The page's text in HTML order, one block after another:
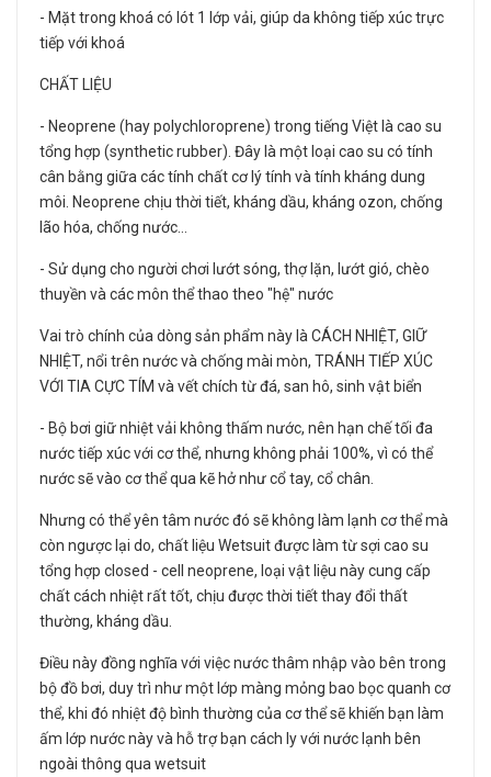
- Mặt trong khoá có lót 1 lớp vải, giúp da không tiếp xúc trực
tiếp với khoá
CHẤT LIỆU
- Neoprene (hay polychloroprene) trong tiếng Việt là cao su
tổng hợp (synthetic rubber). Đây là một loại cao su có tính
cân bằng giữa các tính chất cơ lý tính và tính kháng dung
môi. Neoprene chịu thời tiết, kháng dầu, kháng ozon, chống
lão hóa, chống nước…
- Sử dụng cho người chơi lướt sóng, thợ lặn, lướt gió, chèo
thuyền và các môn thể thao theo "hệ" nước
Vai trò chính của dòng sản phẩm này là CÁCH NHIỆT, GIỮ
NHIỆT, nổi trên nước và chống mài mòn, TRÁNH TIẾP XÚC
VỚI TIA CỰC TÍM và vết chích từ đá, san hô, sinh vật biển
- Bộ bơi giữ nhiệt vải không thấm nước, nên hạn chế tối đa
nước tiếp xúc với cơ thể, nhưng không phải 100%, vì có thể
nước sẽ vào cơ thể qua kẽ hở như cổ tay, cổ chân.
Nhưng có thể yên tâm nước đó sẽ không làm lạnh cơ thể mà
còn ngược lại do, chất liệu Wetsuit được làm từ sợi cao su
tổng hợp closed - cell neoprene, loại vật liệu này cung cấp
chất cách nhiệt rất tốt, chịu được thời tiết thay đổi thất
thường, kháng dầu.
Điều này đồng nghĩa với việc nước thâm nhập vào bên trong
bộ đồ bơi, duy trì như một lớp màng mỏng bao bọc quanh cơ
thể, khi đó nhiệt độ bình thường của cơ thể sẽ khiến bạn làm
ấm lớp nước này và hỗ trợ bạn cách ly với nước lạnh bên
ngoài thông qua wetsuit